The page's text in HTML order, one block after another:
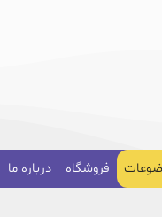
فروشگاه درباره ما